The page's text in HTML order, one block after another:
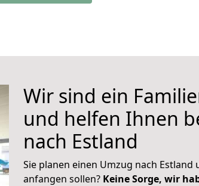
Wir sind ein
und helfen Ihnen
nach Estland
Sie planen einen Umzug nach Estland
anfangen sollen? Keine Sorge, wir